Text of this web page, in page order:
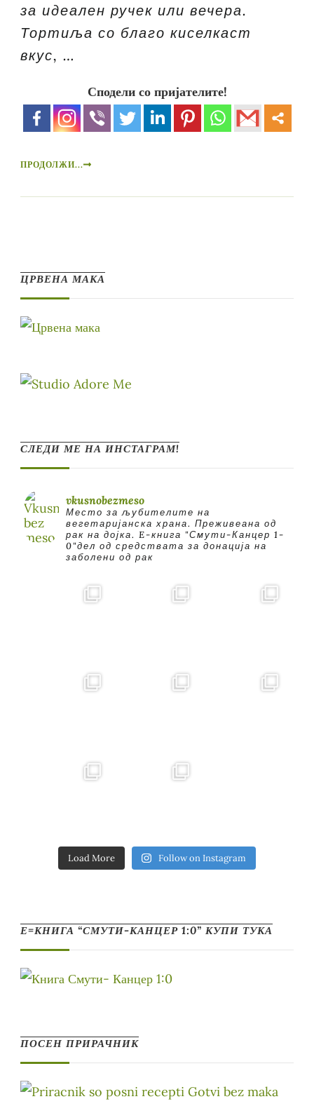
за идеален ручек или вечера.
Тортиља со благо киселкаст
вкус, …
Сподели со пријателите!
ПРОДОЛЖИ...
ЦРВЕНА МАКА
СЛЕДИ МЕ НА ИНСТАГРАМ!
vkusnobezmeso
Место за љубителите на
вегетаријанска храна. Преживеана од
рак на дојка. E-книга "Смути-Канцер 1-
0"дел од средствата за донација на
заболени од рак
Load More Follow on Instagram
Е=КНИГА “СМУТИ-КАНЦЕР 1:0” КУПИ ТУКА
ПОСЕН ПРИРАЧНИК